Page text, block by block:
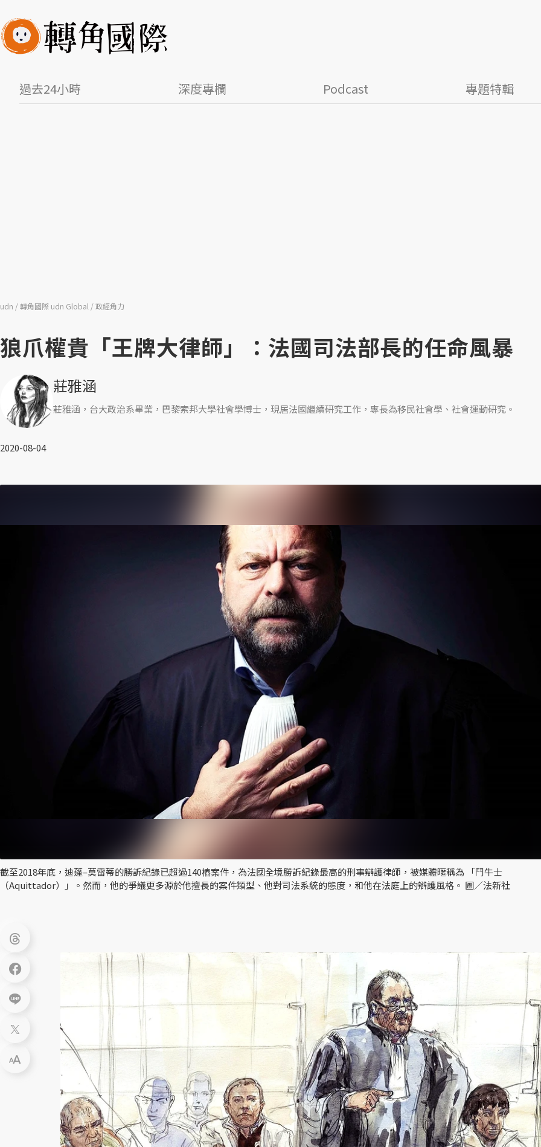
過去24小時 深度專欄 Podcast 專題特輯
udn 轉角國際 udn Global 政經角力
狼爪權貴「王牌大律師」：法國司法部長的任命風暴
莊雅涵
莊雅涵，台大政治系畢業，巴黎索邦大學社會學博士，現居法國繼續研究工作，專長為移民社會學、社會運動研究。
2020-08-04
截至2018年底，迪蓬–莫雷蒂的勝訴紀錄已超過140樁案件，為法國全境勝訴紀錄最高的刑事辯護律師，被媒體暱稱為 「鬥牛士
（Aquittador）」。然而，他的爭議更多源於他擅長的案件類型、他對司法系統的態度，和他在法庭上的辯護風格。 圖／法新社